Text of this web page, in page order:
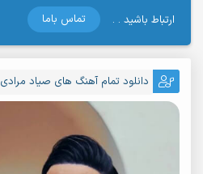
ارتباط باشید . .
تماس باما
دانلود تمام آهنگ های صیاد مرادی